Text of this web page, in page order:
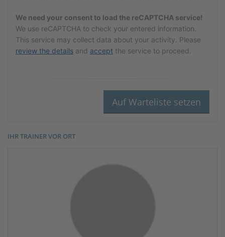
We need your consent to load the reCAPTCHA service!
We use reCAPTCHA to check your entered information.
This service may collect data about your activity. Please
review the details and accept the service to proceed.
IHR TRAINER VOR ORT